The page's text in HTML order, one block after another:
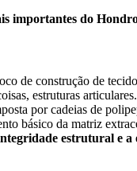
importantes do
de construção de
estruturas
por cadeias de
básico da matriz
estrutural e a